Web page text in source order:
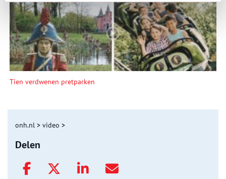
Tien verdwenen pretparken
onh.nl > video >
Delen